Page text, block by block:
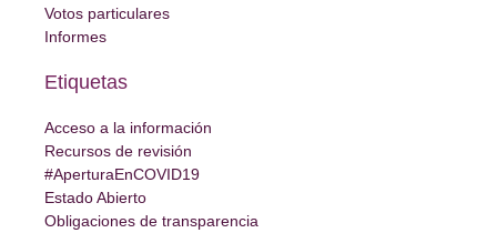
Votos particulares
Informes
Etiquetas
Acceso a la información
Recursos de revisión
#AperturaEnCOVID19
Estado Abierto
Obligaciones de transparencia